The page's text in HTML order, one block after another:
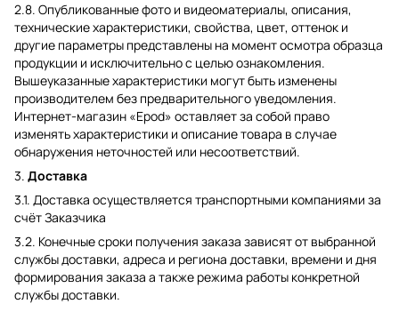
2.8. Опубликованные фото и видеоматериалы, описания,
технические характеристики, свойства, цвет, оттенок и
другие параметры представлены на момент осмотра образца
продукции и исключительно с целью ознакомления.
Вышеуказанные характеристики могут быть изменены
производителем без предварительного уведомления.
Интернет-магазин «Epod» оставляет за собой право
изменять характеристики и описание товара в случае
обнаружения неточностей или несоответствий.
3. Доставка
3.1. Доставка осуществляется транспортными компаниями за
счёт Заказчика
3.2. Конечные сроки получения заказа зависят от выбранной
службы доставки, адреса и региона доставки, времени и дня
формирования заказа а также режима работы конкретной
службы доставки.